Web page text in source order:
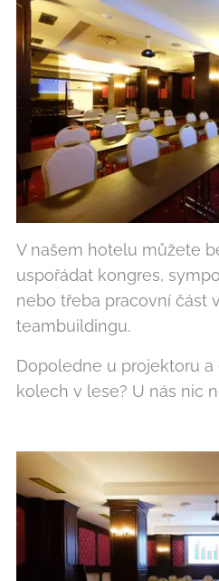
V našem hotelu můžete
uspořádat kongres,
nebo třeba pracovní část
teambuildingu.
Dopoledne u projektoru
kolech v lese? U nás nic